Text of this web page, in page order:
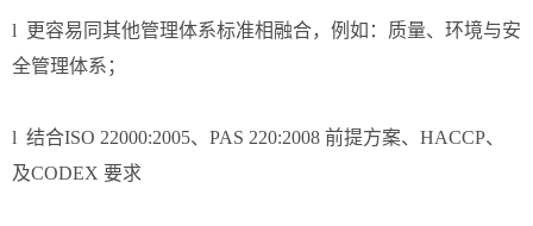
l 更容易同其他管理体系标准相融合，例如：质量、环境与安
全管理体系；
l 结合ISO 22000:2005、PAS 220:2008 前提方案、HACCP、
及CODEX 要求